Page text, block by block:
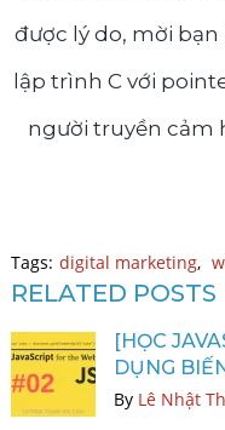
được lý do, mời
lập trình C với
người truyền cảm
Tags: digital marketing,
RELATED POSTS
[HỌC
DỤNG
By Lê Nhật